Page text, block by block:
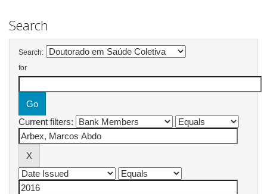
Search
Search:
for
Current filters: